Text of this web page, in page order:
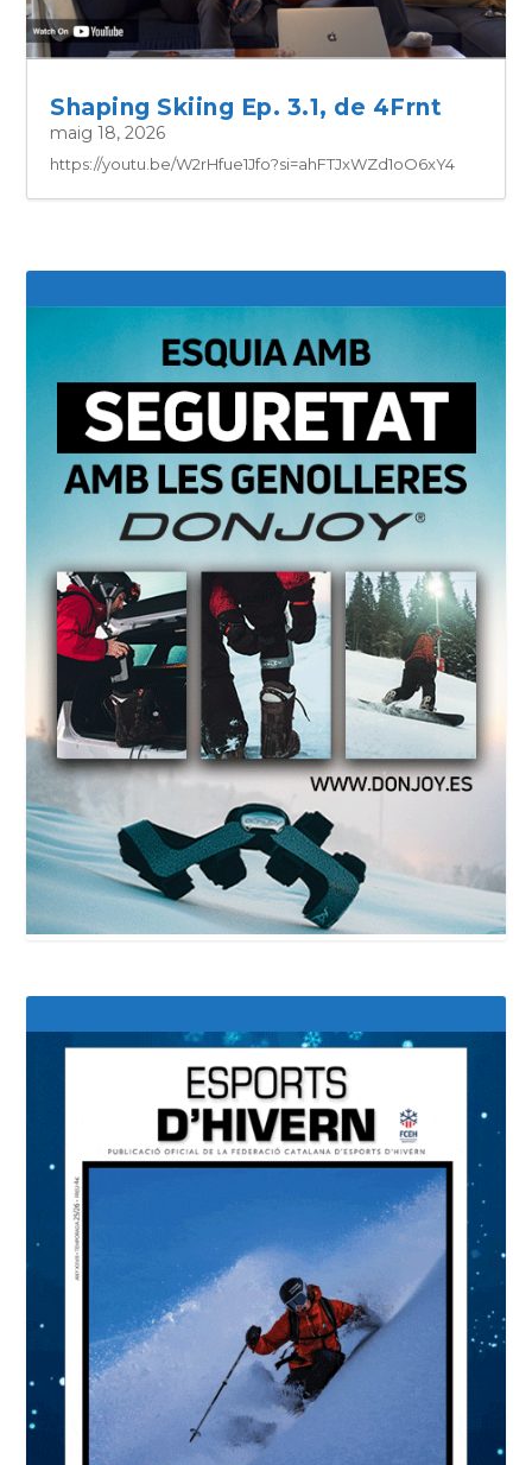
Shaping Skiing Ep. 3.1, de 4Frnt
maig 18, 2026
https://youtu.be/W2rHfue1Jfo?si=ahFTJxWZd1oO6xY4